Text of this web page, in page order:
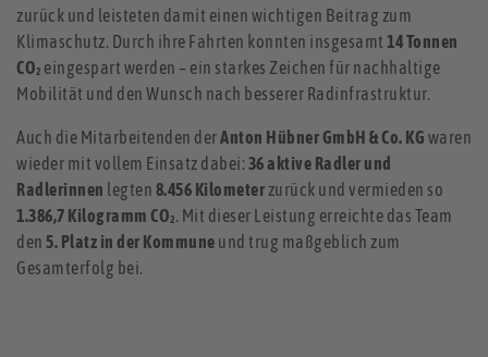
zurück und leisteten damit einen wichtigen Beitrag zum
Klimaschutz. Durch ihre Fahrten konnten insgesamt 14 Tonnen
CO₂ eingespart werden – ein starkes Zeichen für nachhaltige
Mobilität und den Wunsch nach besserer Radinfrastruktur.
Auch die Mitarbeitenden derAnton Hübner GmbH & Co. KG waren
wieder mit vollem Einsatz dabei: 36 aktive Radler und
Radlerinnen legten 8.456 Kilometer zurück und vermieden so
1.386,7 Kilogramm CO₂. Mit dieser Leistung erreichte das Team
den 5. Platz in der Kommune und trug maßgeblich zum
Gesamterfolg bei.